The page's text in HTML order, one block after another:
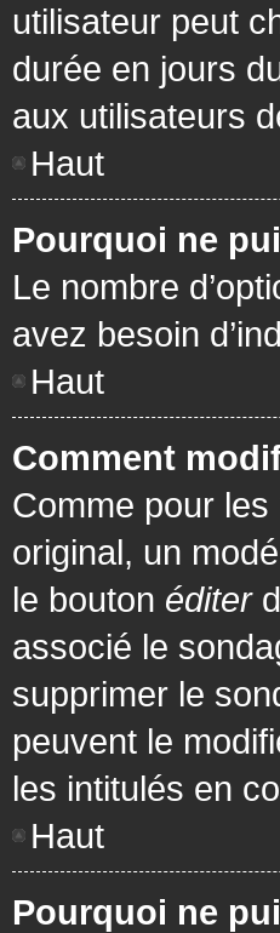
utilisateur peut
durée en jours
aux utilisateurs
Haut
Pourquoi ne
Le nombre
avez besoin
Haut
Comment
Comme pour
original, un
le bouton éditer
associé le
supprimer le
peuvent le
les intitulés en
Haut
Pourquoi ne